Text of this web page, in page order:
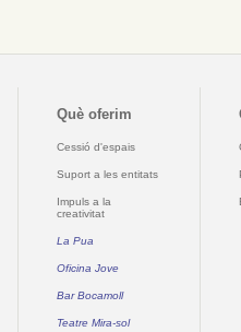
Què oferim
Cessió d'espais
Suport a les entitats
Impuls a la
creativitat
La Pua
Oficina Jove
Bar Bocamoll
Teatre Mira-sol